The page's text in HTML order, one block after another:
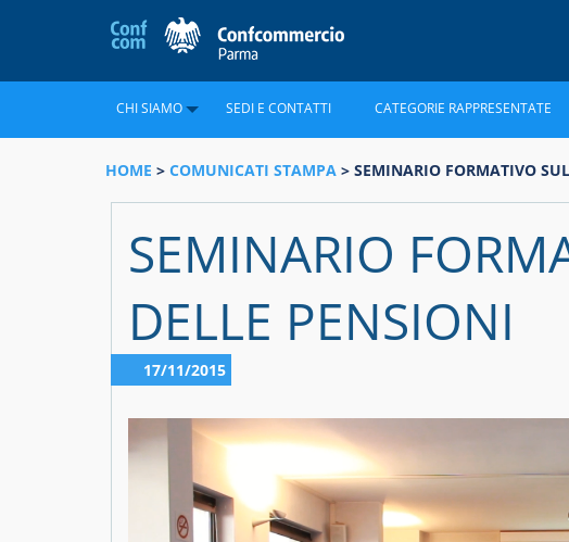
CHI SIAMO SEDI E CONTATTI CATEGORIE RAPPRESENTATE
HOME > COMUNICATI STAMPA > SEMINARIO FORMATIVO
SEMINARIO
DELLE PENSIONI
17/11/2015